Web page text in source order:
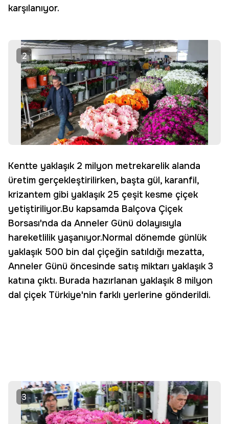
karşılanıyor.
2
Kentte yaklaşık 2 milyon metrekarelik alanda
üretim gerçekleştirilirken, başta gül, karanfil,
krizantem gibi yaklaşık 25 çeşit kesme çiçek
yetiştiriliyor.Bu kapsamda Balçova Çiçek
Borsası'nda da Anneler Günü dolayısıyla
hareketlilik yaşanıyor.Normal dönemde günlük
yaklaşık 500 bin dal çiçeğin satıldığı mezatta,
Anneler Günü öncesinde satış miktarı yaklaşık 3
katına çıktı. Burada hazırlanan yaklaşık 8 milyon
dal çiçek Türkiye'nin farklı yerlerine gönderildi.
3